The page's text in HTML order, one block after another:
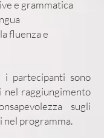
e grammatica
fluenza e
partecipanti sono
raggiungimento
sugli
programma.